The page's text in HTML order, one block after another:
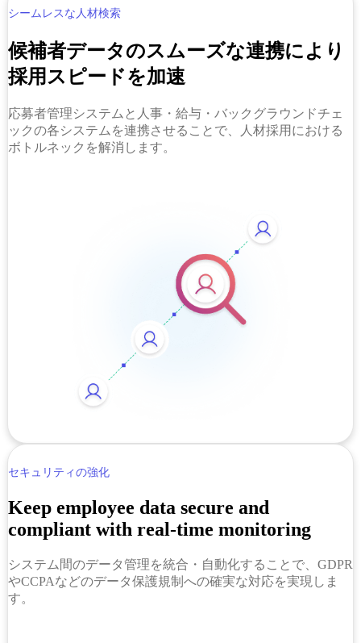
シームレスな人材検索
候補者データのスムーズな連携により
採用スピードを加速
応募者管理システムと人事・給与・バックグラウンドチェ
ックの各システムを連携させることで、人材採用における
ボトルネックを解消します。
セキュリティの強化
Keep employee data secure and
compliant with real-time monitoring
システム間のデータ管理を統合・自動化することで、GDPR
やCCPAなどのデータ保護規制への確実な対応を実現しま
す。